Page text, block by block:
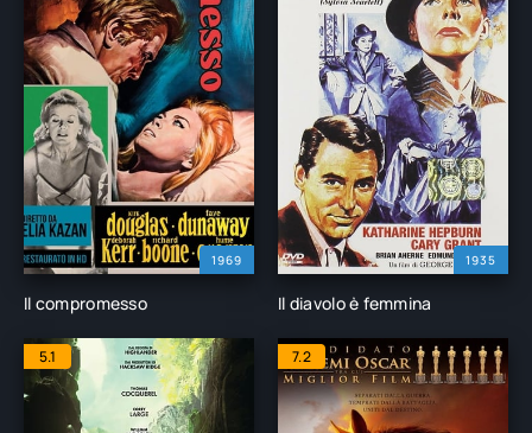
1969
Il compromesso
1935
Il diavolo è femmina
5.1 7.2